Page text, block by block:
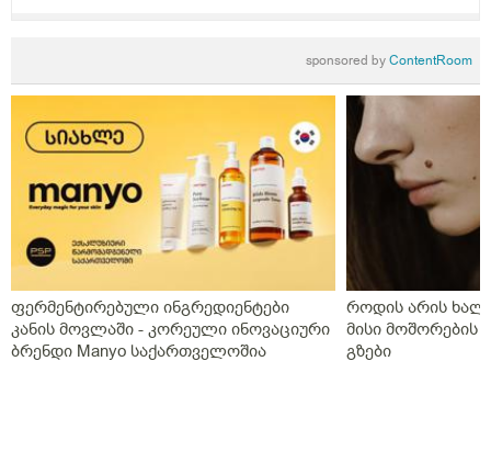
sponsored byContentRoom
ფერმენტირებული ინგრედიენტები
კანის მოვლაში - კორეული ინოვაციური
ბრენდი Manyo საქართველოშია
როდის არის
მისი მოშორების
გზები